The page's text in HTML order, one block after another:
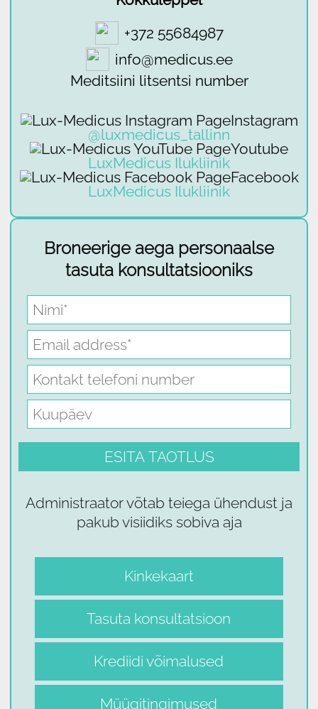
+372 55684987
info@medicus.ee
Meditsiini litsentsi number
Instagram
@luxmedicus_tallinn
Youtube
LuxMedicus Ilukliinik
Facebook
LuxMedicus Ilukliinik
Broneerige aega personaalse
tasuta konsultatsiooniks
Administraator võtab teiega ühendust ja
pakub visiidiks sobiva aja
Kinkekaart
Tasuta konsultatsioon
Krediidi võimalused
Müügitingimused